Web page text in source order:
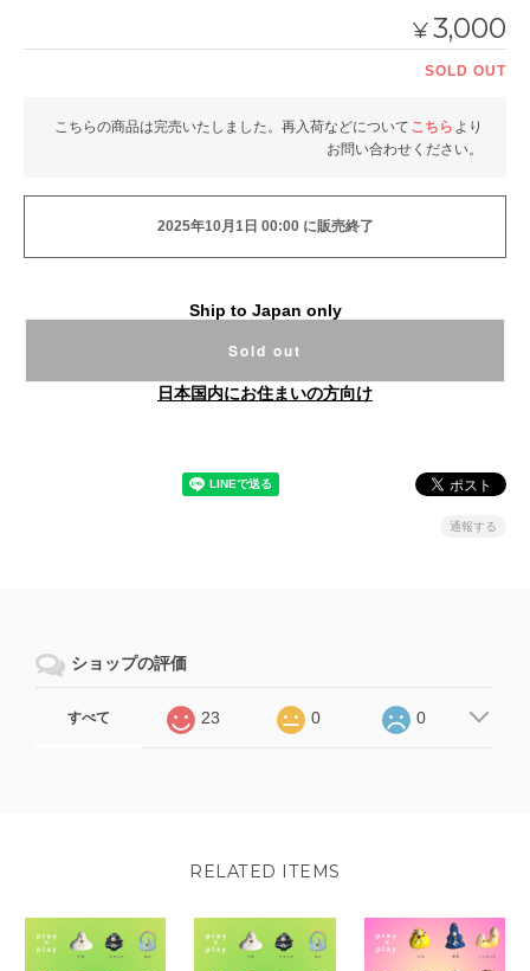
¥3,000
SOLD OUT
こちらの商品は完売いたしました。再入荷などについて こちら より
お問い合わせください。
2025年10月1日 00:00 に販売終了
Ship to Japan only
Sold out
日本国内にお住まいの方向け
通報する
ショップの評価
すべて 23 0 0
RELATED ITEMS